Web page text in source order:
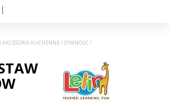
AKCESORIA KUCHENNE/ŻYWNOŚĆ /